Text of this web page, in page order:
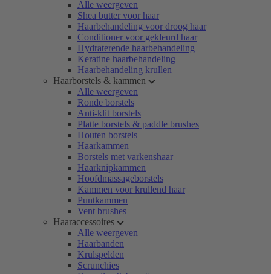
Alle weergeven
Shea butter voor haar
Haarbehandeling voor droog haar
Conditioner voor gekleurd haar
Hydraterende haarbehandeling
Keratine haarbehandeling
Haarbehandeling krullen
Haarborstels & kammen
Alle weergeven
Ronde borstels
Anti-klit borstels
Platte borstels & paddle brushes
Houten borstels
Haarkammen
Borstels met varkenshaar
Haarknipkammen
Hoofdmassageborstels
Kammen voor krullend haar
Puntkammen
Vent brushes
Haaraccessoires
Alle weergeven
Haarbanden
Krulspelden
Scrunchies